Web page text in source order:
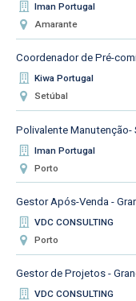
Iman Portugal
Amarante
Coordenador de Pré-
Kiwa Portugal
Setúbal
Polivalente
Iman Portugal
Porto
Gestor Após-Venda -
VDC CONSULTING
Porto
Gestor de Projetos -
VDC CONSULTING